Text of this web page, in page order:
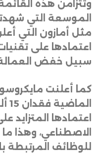
وتتزامن هذه
الموسعة التي
مثل أمازون التي
اعتمادها على
سبيل خفض العمالة
كما أعلنت
اعتمادها المتزايد
الاصطناعي، وهذا
للوظائف المرتبطة